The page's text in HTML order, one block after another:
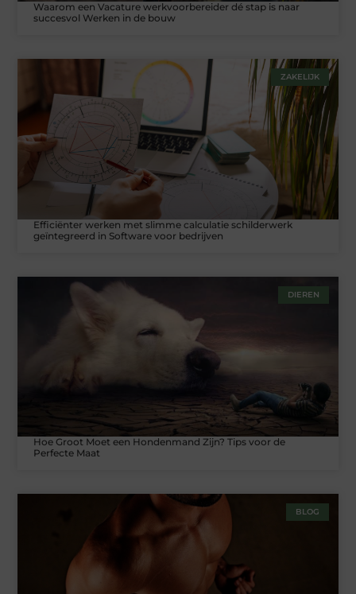
Waarom een Vacature werkvoorbereider dé stap is naar
succesvol Werken in de bouw
ZAKELIJK
Efficiënter werken met slimme calculatie schilderwerk
geïntegreerd in Software voor bedrijven
DIEREN
Hoe Groot Moet een Hondenmand Zijn? Tips voor de
Perfecte Maat
BLOG